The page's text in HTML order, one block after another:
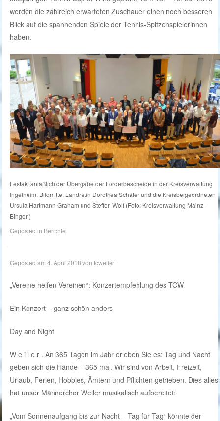
werden die zahlreich erwarteten Zuschauer einen noch besseren
Blick auf die spannenden Spiele der Tennis-Spitzenspielerinnen
haben.
Festakt anläßlich der Übergabe der Förderbescheide in der Kreisverwaltung
Ingelheim. Bildmitte: Landrätin Dorothea Schäfer und die Kreisbeigeordneten
Ursula Hartmann-Graham und Steffen Wolf (Foto: Kreisverwaltung Mainz-
Bingen)
Geposted in Berichte
Geposted am4. April 2018 vontcweiler
„Vereine helfen Vereinen“: Konzertempfehlung des TCW
Ein Konzert – ganz schön anders
Day and Night
W e i l e r . An 365 Tagen im Jahr erleben Sie es: Tag und Nacht
geben sich die Hände – 365 mal. Wir sind von Arbeit, Freizeit,
Urlaub, Ferien, Hobbies, Ämtern und Pflichten getrieben. Dies alles
hat unser Männerchor Weiler musikalisch aufbereitet:
„Vom Sonnenaufgang bis zur Nacht – Tag für Tag“ könnte der